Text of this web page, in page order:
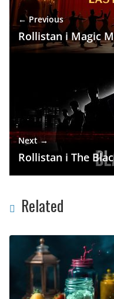
← Previous
Rollistan i Magic
Next →
Rollistan i The
Related